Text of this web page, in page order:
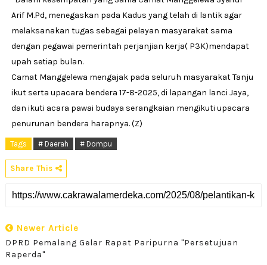
Arif M.Pd, menegaskan pada Kadus yang telah di lantik agar
melaksanakan tugas sebagai pelayan masyarakat sama
dengan pegawai pemerintah perjanjian kerja( P3K)mendapat
upah setiap bulan.
Camat Manggelewa mengajak pada seluruh masyarakat Tanju
ikut serta upacara bendera 17-8-2025, di lapangan lanci Jaya,
dan ikuti acara pawai budaya serangkaian mengikuti upacara
penurunan bendera harapnya. (Z)
Tags # Daerah # Dompu
Share This
Newer Article
DPRD Pemalang Gelar Rapat Paripurna "Persetujuan
Raperda"